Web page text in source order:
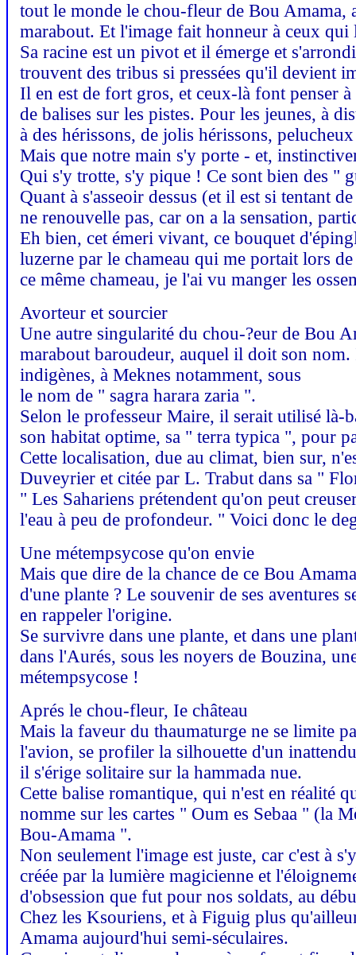
tout le monde le chou-fleur de Bou
marabout. Et l'image fait honneur à ceux
Sa racine est un pivot et il émerge et
trouvent des tribus si pressées qu'il devient
Il en est de fort gros, et ceux-là font penser
de balises sur les pistes. Pour les jeunes, à
à des hérissons, de jolis hérissons,
Mais que notre main s'y porte - et,
Qui s'y trotte, s'y pique ! Ce sont bien des "
Quant à s'asseoir dessus (et il est si tentant
ne renouvelle pas, car on a la sensation,
Eh bien, cet émeri vivant, ce bouquet
luzerne par le chameau qui me portait lors
ce même chameau, je l'ai vu manger les
Avorteur et sourcier
Une autre singularité du chou-?eur de Bou
marabout baroudeur, auquel il doit son
indigènes, à Meknes notamment, sous
le nom de " sagra harara zaria ".
Selon le professeur Maire, il serait utilisé là-
son habitat optime, sa " terra typica ", pour
Cette localisation, due au climat, bien sur,
Duveyrier et citée par L. Trabut dans sa "
" Les Sahariens prétendent qu'on peut
l'eau à peu de profondeur. " Voici donc le
Une métempsycose qu'on envie
Mais que dire de la chance de ce Bou
d'une plante ? Le souvenir de ses aventures
en rappeler l'origine.
Se survivre dans une plante, et dans une
dans l'Aurés, sous les noyers de Bouzina,
métempsycose !
Aprés le chou-fleur, Ie château
Mais la faveur du thaumaturge ne se limite
l'avion, se profiler la silhouette d'un
il s'érige solitaire sur la hammada nue.
Cette balise romantique, qui n'est en réalité
nomme sur les cartes " Oum es Sebaa " (la
Bou-Amama ".
Non seulement l'image est juste, car c'est à
créée par la lumière magicienne et
d'obsession que fut pour nos soldats, au
Chez les Ksouriens, et à Figuig plus
Amama aujourd'hui semi-séculaires.